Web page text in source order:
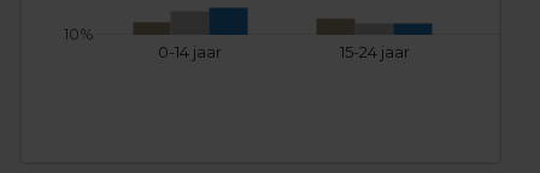
0-14 jaar 15-24 jaar
10%